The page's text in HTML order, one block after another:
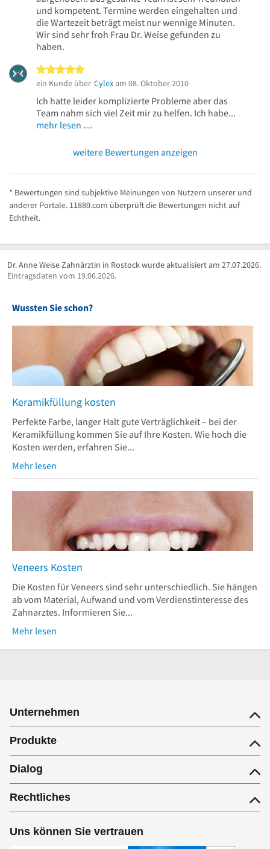
und kompetent. Termine werden eingehalten und
die Wartezeit beträgt meist nur wennige Minuten.
Wir sind sehr froh Frau Dr. Weise gefunden zu
haben.
ein Kunde über Cylex am 08. Oktober 2010
Ich hatte leider komplizierte Probleme aber das
Team nahm sich viel Zeit mir zu helfen. Ich habe...
mehr lesen …
weitere Bewertungen anzeigen
* Bewertungen sind subjektive Meinungen von Nutzern unserer und
anderer Portale. 11880.com überprüft die Bewertungen nicht auf
Echtheit.
Dr. Anne Weise Zahnärztin in Rostock wurde aktualisiert am 27.07.2026.
Eintragsdaten vom 19.06.2026.
Wussten Sie schon?
Keramikfüllung kosten
Perfekte Farbe, langer Halt gute Verträglichkeit – bei der
Keramikfüllung kommen Sie auf Ihre Kosten. Wie hoch die
Kosten werden, erfahren Sie...
Mehr lesen
Veneers Kosten
Die Kosten für Veneers sind sehr unterschiedlich. Sie hängen
ab vom Material, Aufwand und vom Verdienstinteresse des
Zahnarztes. Informieren Sie...
Mehr lesen
Unternehmen
Produkte
Dialog
Rechtliches
Uns können Sie vertrauen